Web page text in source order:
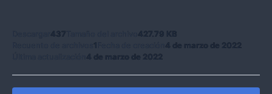
437
427.79 KB
1
4 de marzo de 2022
4 de marzo de 2022